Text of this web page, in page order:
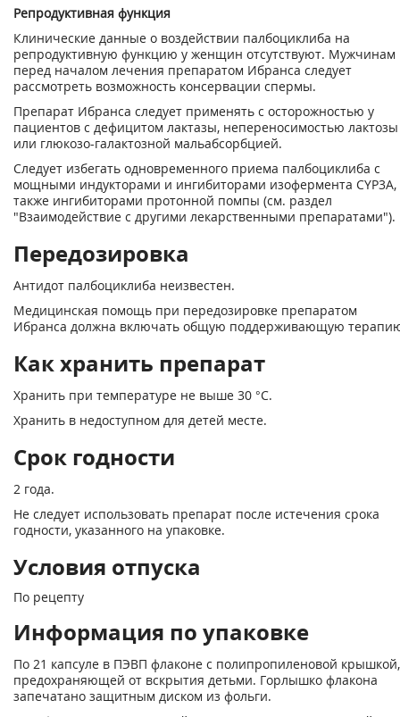
Репродуктивная функция
Клинические данные о воздействии палбоциклиба на
репродуктивную функцию у женщин отсутствуют. Мужчинам
перед началом лечения препаратом Ибранса следует
рассмотреть возможность консервации спермы.
Препарат Ибранса следует применять с осторожностью у
пациентов с дефицитом лактазы, непереносимостью лактозы
или глюкозо-галактозной мальабсорбцией.
Следует избегать одновременного приема палбоциклиба с
мощными индукторами и ингибиторами изофермента CYP3A,
также ингибиторами протонной помпы (см. раздел
"Взаимодействие с другими лекарственными препаратами").
Передозировка
Антидот палбоциклиба неизвестен.
Медицинская помощь при передозировке препаратом
Ибранса должна включать общую поддерживающую
Как хранить препарат
Хранить при температуре не выше 30 °С.
Хранить в недоступном для детей месте.
Срок годности
2 года.
Не следует использовать препарат после истечения срока
годности, указанного на упаковке.
Условия отпуска
По рецепту
Информация по упаковке
По 21 капсуле в ПЭВП флаконе с полипропиленовой крышкой,
предохраняющей от вскрытия детьми. Горлышко флакона
запечатано защитным диском из фольги.